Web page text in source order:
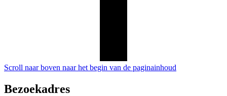
Scroll naar boven naar het begin van de paginainhoud
Bezoekadres